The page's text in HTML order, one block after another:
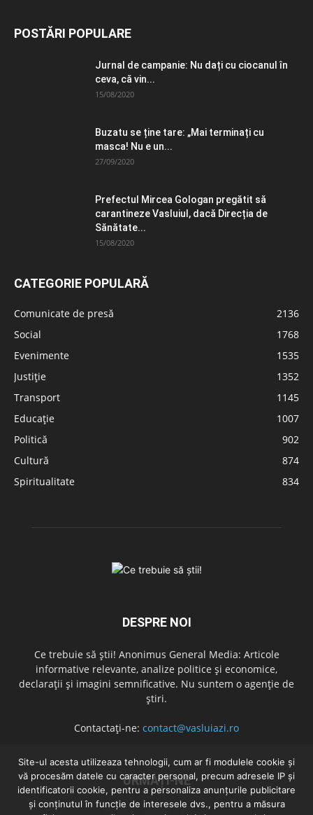
POSTĂRI POPULARE
Jurnal de campanie: Nu dați cu ciocanul în
ceva, că vin...
15/08/2020
Buzatu se ține tare: „Mai terminați cu
masca! Nu e un...
27/09/2020
Prefectul Mircea Gologan pregătit să
carantineze Vasluiul, dacă Direcția de
Sănătate...
15/08/2020
CATEGORIE POPULARĂ
Comunicate de presă
2136
Social
1768
Evenimente
1535
Justiție
1352
Transport
1145
Educație
1007
Politică
902
Cultură
874
Spiritualitate
834
DESPRE NOI
Ce trebuie să știi! Anonimus General Media: Articole
informative relevante, analize politice și economice,
declarații și imagini semnificative. Nu suntem o agenție de
știri.
Contactați-ne: contact@vasluiazi.ro
URMAȚI-NE
Site-ul acesta utilizeaza tehnologii, cum ar fi modulele cookie și
vă procesăm datele cu caracter personal, precum adresele IP și
identificatorii cookie, pentru a personaliza anunțurile publicitare
și conținutul în funcție de interesele dvs., pentru a măsura